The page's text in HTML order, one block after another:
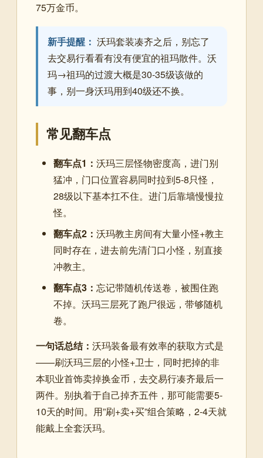
75万金币。
新手提醒： 沃玛套装凑齐之后，别忘了
去交易行看看有没有便宜的祖玛散件。沃
玛→祖玛的过渡大概是30-35级该做的
事，别一身沃玛用到40级还不换。
常见翻车点
翻车点1： 沃玛三层怪物密度高，进门别
猛冲，门口位置容易同时拉到5-8只怪，
28级以下基本扛不住。进门后靠墙慢慢拉
怪。
翻车点2： 沃玛教主房间有大量小怪+教主
同时存在，进去前先清门口小怪，别直接
冲教主。
翻车点3： 忘记带随机传送卷，被围住跑
不掉。沃玛三层死了跑尸很远，带够随机
卷。
一句话总结： 沃玛装备最有效率的获取方式是
——刷沃玛三层的小怪+卫士，同时把掉的非
本职业首饰卖掉换金币，去交易行凑齐最后一
两件。别执着于自己掉齐五件，那可能需要5-
10天的时间。用”刷+卖+买”组合策略，2-4天就
能戴上全套沃玛。